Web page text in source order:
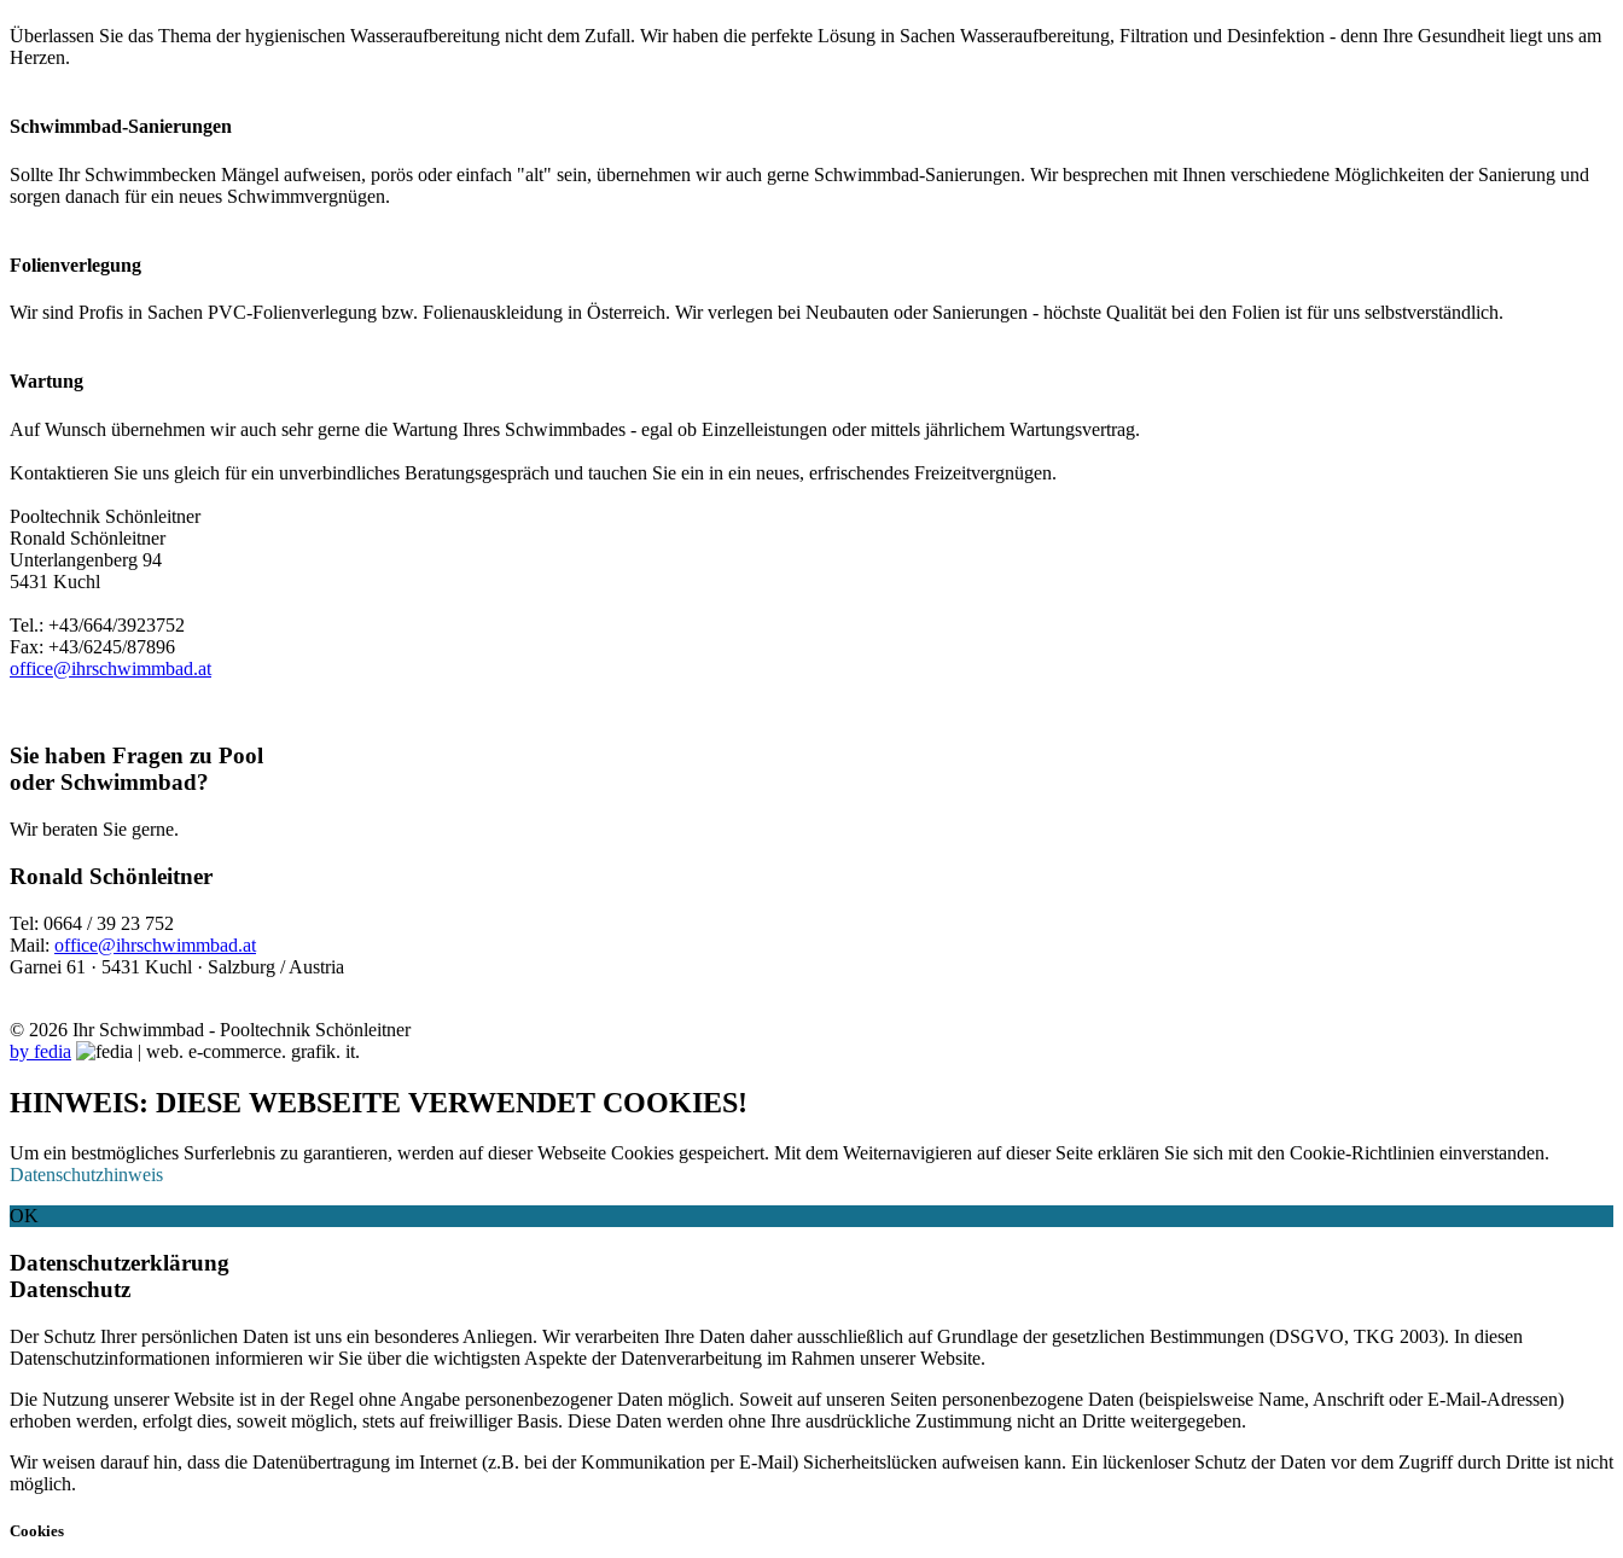
Überlassen Sie das Thema der hygienischen Wasseraufbereitung nicht dem Zufall. Wir haben die perfekte Lösung in Sachen Wasseraufbereitung, Filtration und Desinfektion - denn Ihre Gesundheit liegt uns am
Herzen.
Schwimmbad-Sanierungen
Sollte Ihr Schwimmbecken Mängel aufweisen, porös oder einfach "alt" sein, übernehmen wir auch gerne Schwimmbad-Sanierungen. Wir besprechen mit Ihnen verschiedene Möglichkeiten der Sanierung und
sorgen danach für ein neues Schwimmvergnügen.
Folienverlegung
Wir sind Profis in Sachen PVC-Folienverlegung bzw. Folienauskleidung in Österreich. Wir verlegen bei Neubauten oder Sanierungen - höchste Qualität bei den Folien ist für uns selbstverständlich.
Wartung
Auf Wunsch übernehmen wir auch sehr gerne die Wartung Ihres Schwimmbades - egal ob Einzelleistungen oder mittels jährlichem Wartungsvertrag.
Kontaktieren Sie uns gleich für ein unverbindliches Beratungsgespräch und tauchen Sie ein in ein neues, erfrischendes Freizeitvergnügen.
Pooltechnik Schönleitner
Ronald Schönleitner
Unterlangenberg 94
5431 Kuchl
Tel.: +43/664/3923752
Fax: +43/6245/87896
office@ihrschwimmbad.at
Sie haben Fragen zu Pool
oder Schwimmbad?
Wir beraten Sie gerne.
Ronald Schönleitner
Tel: 0664 / 39 23 752
Mail: office@ihrschwimmbad.at
Garnei 61 · 5431 Kuchl · Salzburg / Austria
© 2026 Ihr Schwimmbad - Pooltechnik Schönleitner
by fedia
HINWEIS: DIESE WEBSEITE VERWENDET COOKIES!
Um ein bestmögliches Surferlebnis zu garantieren, werden auf dieser Webseite Cookies gespeichert. Mit dem Weiternavigieren auf dieser Seite erklären Sie sich mit den Cookie-Richtlinien einverstanden.
Datenschutzhinweis
OK
Datenschutzerklärung
Datenschutz
Der Schutz Ihrer persönlichen Daten ist uns ein besonderes Anliegen. Wir verarbeiten Ihre Daten daher ausschließlich auf Grundlage der gesetzlichen Bestimmungen (DSGVO, TKG 2003). In diesen
Datenschutzinformationen informieren wir Sie über die wichtigsten Aspekte der Datenverarbeitung im Rahmen unserer Website.
Die Nutzung unserer Website ist in der Regel ohne Angabe personenbezogener Daten möglich. Soweit auf unseren Seiten personenbezogene Daten (beispielsweise Name, Anschrift oder E-Mail-Adressen)
erhoben werden, erfolgt dies, soweit möglich, stets auf freiwilliger Basis. Diese Daten werden ohne Ihre ausdrückliche Zustimmung nicht an Dritte weitergegeben.
Wir weisen darauf hin, dass die Datenübertragung im Internet (z.B. bei der Kommunikation per E-Mail) Sicherheitslücken aufweisen kann. Ein lückenloser Schutz der Daten vor dem Zugriff durch Dritte ist nicht
möglich.
Cookies